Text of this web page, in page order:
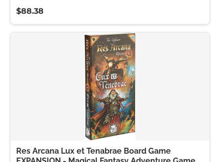
$88.38
Res Arcana Lux et Tenabrae Board Game